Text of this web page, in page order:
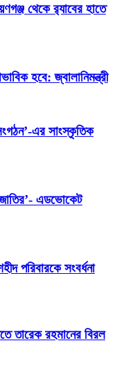
থেকে র‌্যাবের হাতে
হবে: জ্বালানিমন্ত্রী
এর সাংস্কৃতিক
এডভোকেট
পরিবারকে সংবর্ধনা
তারেক রহমানের বিরল